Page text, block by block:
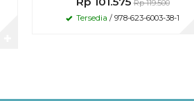
Rp 119.500
Tersedia / 978-623-6003-38-1